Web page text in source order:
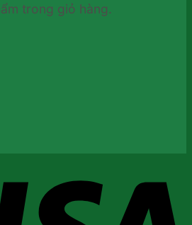
trong giỏ hàng.